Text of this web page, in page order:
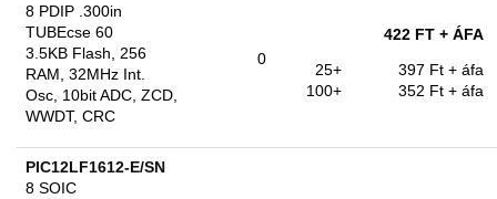
8 PDIP .300in
TUBEcse 60
3.5KB Flash, 256
RAM, 32MHz Int.
Osc, 10bit ADC, ZCD,
WWDT, CRC
0
422 FT + ÁFA
25+
397 Ft + áfa
100+
352 Ft + áfa
PIC12LF1612-E/SN
8 SOIC